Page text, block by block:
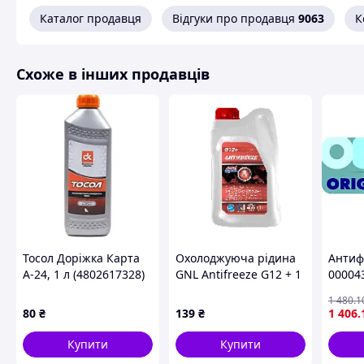
Розведення: перед використанням
пропорції від 1:1 (до -37°C) до 1:2 (до -20°C).
рекомендаціями виробника автомобіля.
Заміна:рекомендується замінювати антифриз
оптимальної роботи системи охолодження.
Антифриз G12 концентрат TM Premium – надійний
терміну служби!
Схожі товари за характеристиками
Каталог продавця Відгуки про продавця 9063
Схоже в інших продавців
Тосол Доріжка Карта
А-24, 1 л (4802617328)
80 ₴
Купити
Охолоджуюча рідина
GNL Antifreeze G12 + 1
139 ₴
Купити
1 406
1 480